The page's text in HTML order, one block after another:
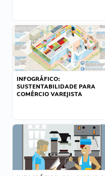
INFOGRÁFICO:
SUSTENTABILIDADE PARA
COMÉRCIO VAREJISTA